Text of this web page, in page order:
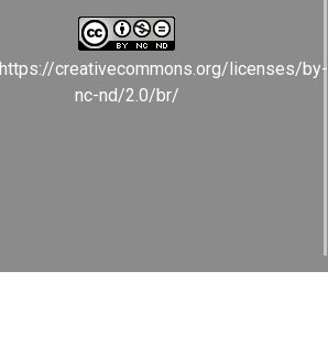
https://creativecommons.org/licenses/by-
nc-nd/2.0/br/